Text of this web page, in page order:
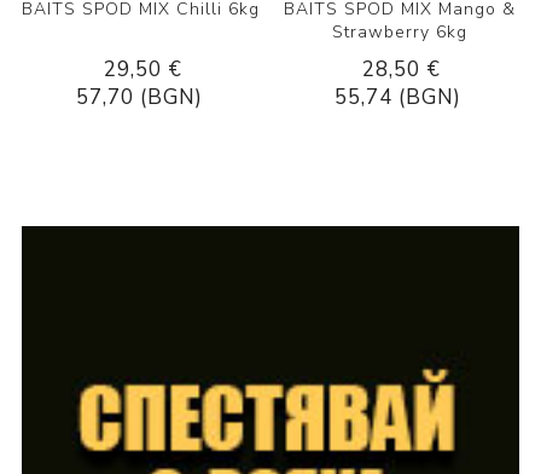
BAITS SPOD MIX Chilli 6kg
29,50 €
57,70 (BGN)
BAITS SPOD MIX Mango &
Strawberry 6kg
28,50 €
55,74 (BGN)